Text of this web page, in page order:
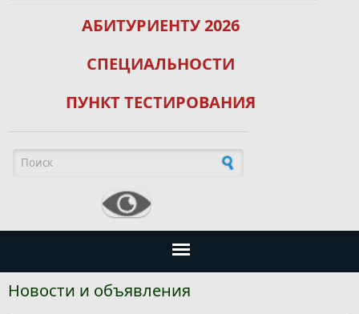
АБИТУРИЕНТУ 2026
СПЕЦИАЛЬНОСТИ
ПУНКТ ТЕСТИРОВАНИЯ
Новости и объявления